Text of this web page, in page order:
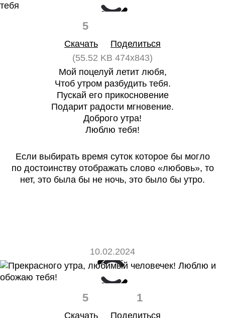
5
Скачать
Поделиться
(55.52 KB 474x843)
Мой поцелуй летит любя,
Чтоб утром разбудить тебя.
Пускай его прикосновение
Подарит радости мгновение.
Доброго утра!
Люблю тебя!
Если выбирать время суток которое бы могло
по достоинству отображать слово «любовь», то
нет, это была бы не ночь, это было бы утро.
10.02.2024
5 1
Скачать Поделиться